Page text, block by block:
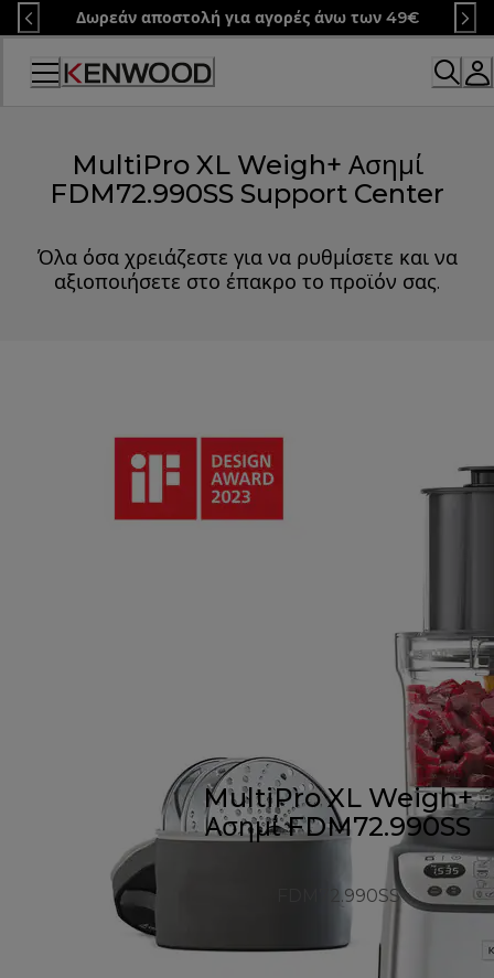
Skip
to
Content
Δωρεάν αποστολή για αγορές άνω των 49€
MultiPro XL Weigh+ Ασημί
FDM72.990SS Support Center
Όλα όσα χρειάζεστε για να ρυθμίσετε και να
αξιοποιήσετε στο έπακρο το προϊόν σας.
MultiPro XL Weigh+
Ασημί FDM72.990SS
FDM72.990SS